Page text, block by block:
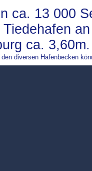
ca. 13 000
ca.
diversen Hafenbecken